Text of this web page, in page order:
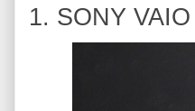
1. SONY